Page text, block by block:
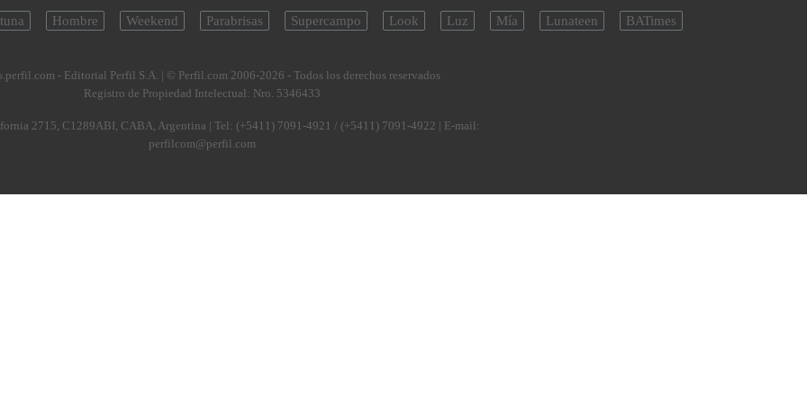
Hombre Weekend Parabrisas Supercampo Look Luz Mía Lunateen BATimes
- Editorial Perfil S.A. | © Perfil.com 2006-2026 - Todos los derechos reservados
Registro de Propiedad Intelectual: Nro. 5346433
2715, C1289ABI, CABA, Argentina | Tel: (+5411) 7091-4921 / (+5411) 7091-4922 | E-mail:
perfilcom@perfil.com